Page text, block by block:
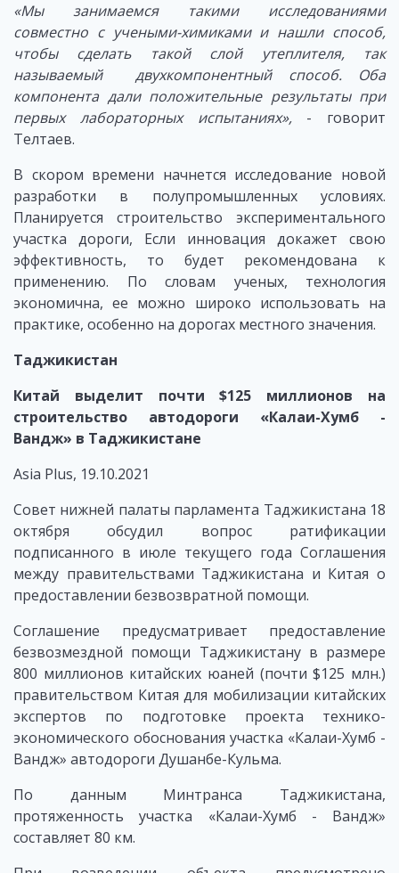
«Мы занимаемся такими исследованиями
совместно с учеными-химиками и нашли способ,
чтобы сделать такой слой утеплителя, так
называемый двухкомпонентный способ. Оба
компонента дали положительные результаты при
первых лабораторных испытаниях»,- говорит
Телтаев.
В скором времени начнется исследование новой
разработки в полупромышленных условиях.
Планируется строительство экспериментального
участка дороги, Если инновация докажет свою
эффективность, то будет рекомендована к
применению. По словам ученых, технология
экономична, ее можно широко использовать на
практике, особенно на дорогах местного значения.
Таджикистан
Китай
выделит почти $125 миллионов на
строительство
автодороги «Калаи-Хумб
-
Вандж» в Таджикистане
Asia Plus, 19.10.2021
Совет нижней палаты парламента Таджикистана 18
октября обсудил вопрос ратификации
подписанного в июле текущего года Соглашения
между правительствами Таджикистана и Китая о
предоставлении безвозвратной помощи.
Соглашение предусматривает предоставление
безвозмездной помощи Таджикистану в размере
800 миллионов китайских юаней (почти $125 млн.)
правительством Китая для мобилизации китайских
экспертов по подготовке проекта технико-
экономического обоснования участка «Калаи-Хумб -
Вандж» автодороги Душанбе-Кульма.
По данным Минтранса Таджикистана,
протяженность участка «Калаи-Хумб - Вандж»
составляет 80 км.